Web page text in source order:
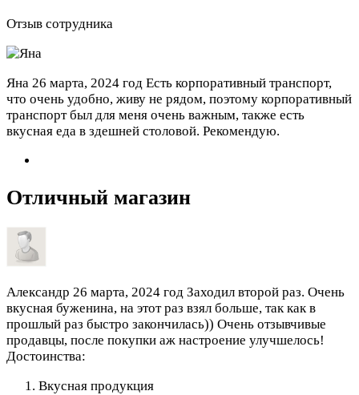
Отзыв сотрудника
Яна 26 марта, 2024 год Есть корпоративный транспорт,
что очень удобно, живу не рядом, поэтому корпоративный
транспорт был для меня очень важным, также есть
вкусная еда в здешней столовой. Рекомендую.
Отличный магазин
Александр 26 марта, 2024 год Заходил второй раз. Очень
вкусная буженина, на этот раз взял больше, так как в
прошлый раз быстро закончилась)) Очень отзывчивые
продавцы, после покупки аж настроение улучшелось!
Достоинства:
Вкусная продукция